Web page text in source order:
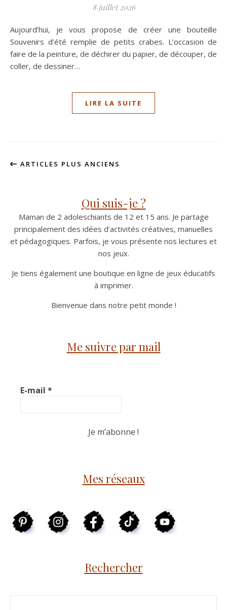
8 juillet 2026
Aujourd’hui, je vous propose de créer une bouteille
Souvenirs d’été remplie de petits crabes. L’occasion de
faire de la peinture, de déchirer du papier, de découper, de
coller, de dessiner…
LIRE LA SUITE
ARTICLES PLUS ANCIENS
Qui suis-je ?
Maman de 2 adoleschiants de 12 et 15 ans. Je partage
principalement des idées d'activités créatives, manuelles
et pédagogiques. Parfois, je vous présente nos lectures et
nos jeux.
Je tiens également une boutique en ligne de jeux éducatifs
à imprimer.
Bienvenue dans notre petit monde !
Me suivre par mail
E-mail *
Mes réseaux
Rechercher